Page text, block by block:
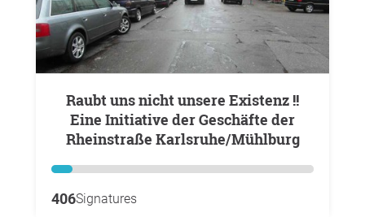
Raubt uns nicht unsere Existenz !!
Eine Initiative der Geschäfte der
Rheinstraße Karlsruhe/Mühlburg
406Signatures